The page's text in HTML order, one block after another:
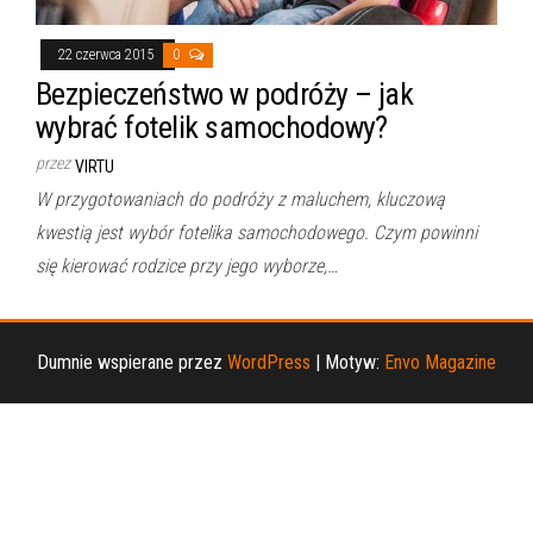
22 czerwca 2015 0
Bezpieczeństwo w podróży – jak
wybrać fotelik samochodowy?
przez VIRTU
W przygotowaniach do podróży z maluchem, kluczową
kwestią jest wybór fotelika samochodowego. Czym powinni
się kierować rodzice przy jego wyborze,…
Dumnie wspierane przez WordPress | Motyw: Envo Magazine